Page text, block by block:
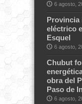
6 agosto,
Provincia
eléctrico
Esquel
6 agosto,
Chubut
obra del
Paso de
6 agosto,